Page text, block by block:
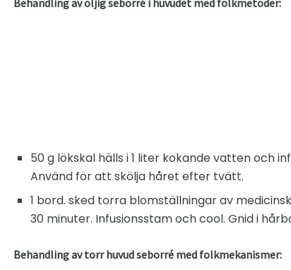
50 g lökskal hälls i 1 liter kokande vatten och
Använd för att skölja håret efter tvätt.
1 bord. sked torra blomställningar av
30 minuter. Infusionsstam och cool. Gnid i
Behandling av torr huvud seborré med folkmekanismer: